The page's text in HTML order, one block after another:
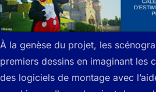
À la genèse du projet, les
premiers dessins en imaginant les
des logiciels de montage avec